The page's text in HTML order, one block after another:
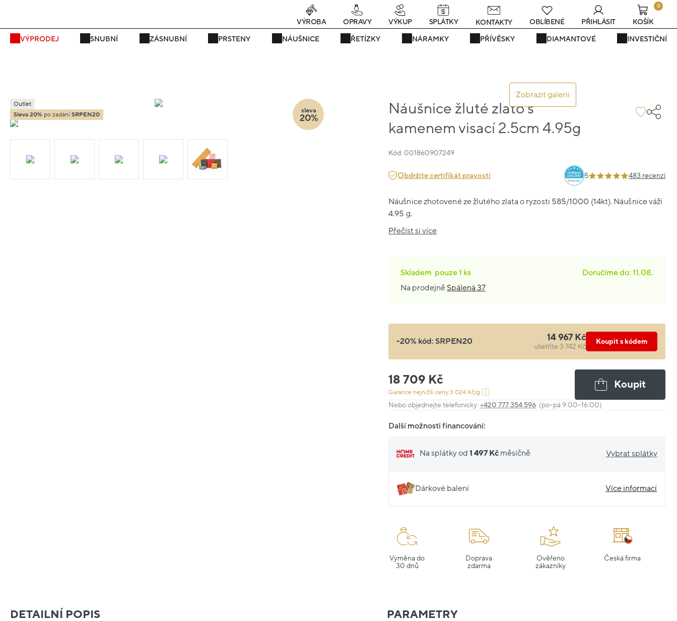
Právě teď! - 20 % na vše! Kód: SRPEN20 24 dní : 9h : 17m : 04s
VÝPRODEJ SNUBNÍ ZÁSNUBNÍ PRSTENY NÁUŠNICE ŘETÍZKY NÁRAMKY PŘÍVĚSKY DIAMANTOVÉ INVESTIČNÍ
VÝROBA OPRAVY VÝKUP SPLÁTKY KONTAKTY OBLÍBENÉ PŘIHLÁSIT
0
KOŠÍK
Zobrazit galerii
Náušnice žluté zlato s
kamenem visací 2.5cm 4.95g
Kód: 001860907249
Outlet
Sleva 20% po zadání SRPEN20
sleva
20%
Obdržíte certifikát pravosti 5 483 recenzí
Náušnice zhotovené ze žlutého zlata o ryzosti 585/1000 (14kt). Náušnice váží
4.95 g.
Přečíst si více
Skladem pouze1 ks
Doručíme do: 11.08.
Na prodejně Spálená 37
-20% kód:SRPEN20 14 967 Kč
ušetříte 3 742 Kč
Koupit s kódem
18 709 Kč
Garance nejnižší ceny:3 024 Kč/g
Koupit
Nebo objednejte telefonicky:+420 777 354 596 (po–pá 9:00–16:00)
Další možnosti financování:
Na splátky od1 497 Kč měsíčně Vybrat splátky
Dárkové balení Více informací
Výměna do
30 dnů
Doprava
zdarma
Ověřeno
zákazníky
Česká firma
DETAILNÍ POPIS PARAMETRY